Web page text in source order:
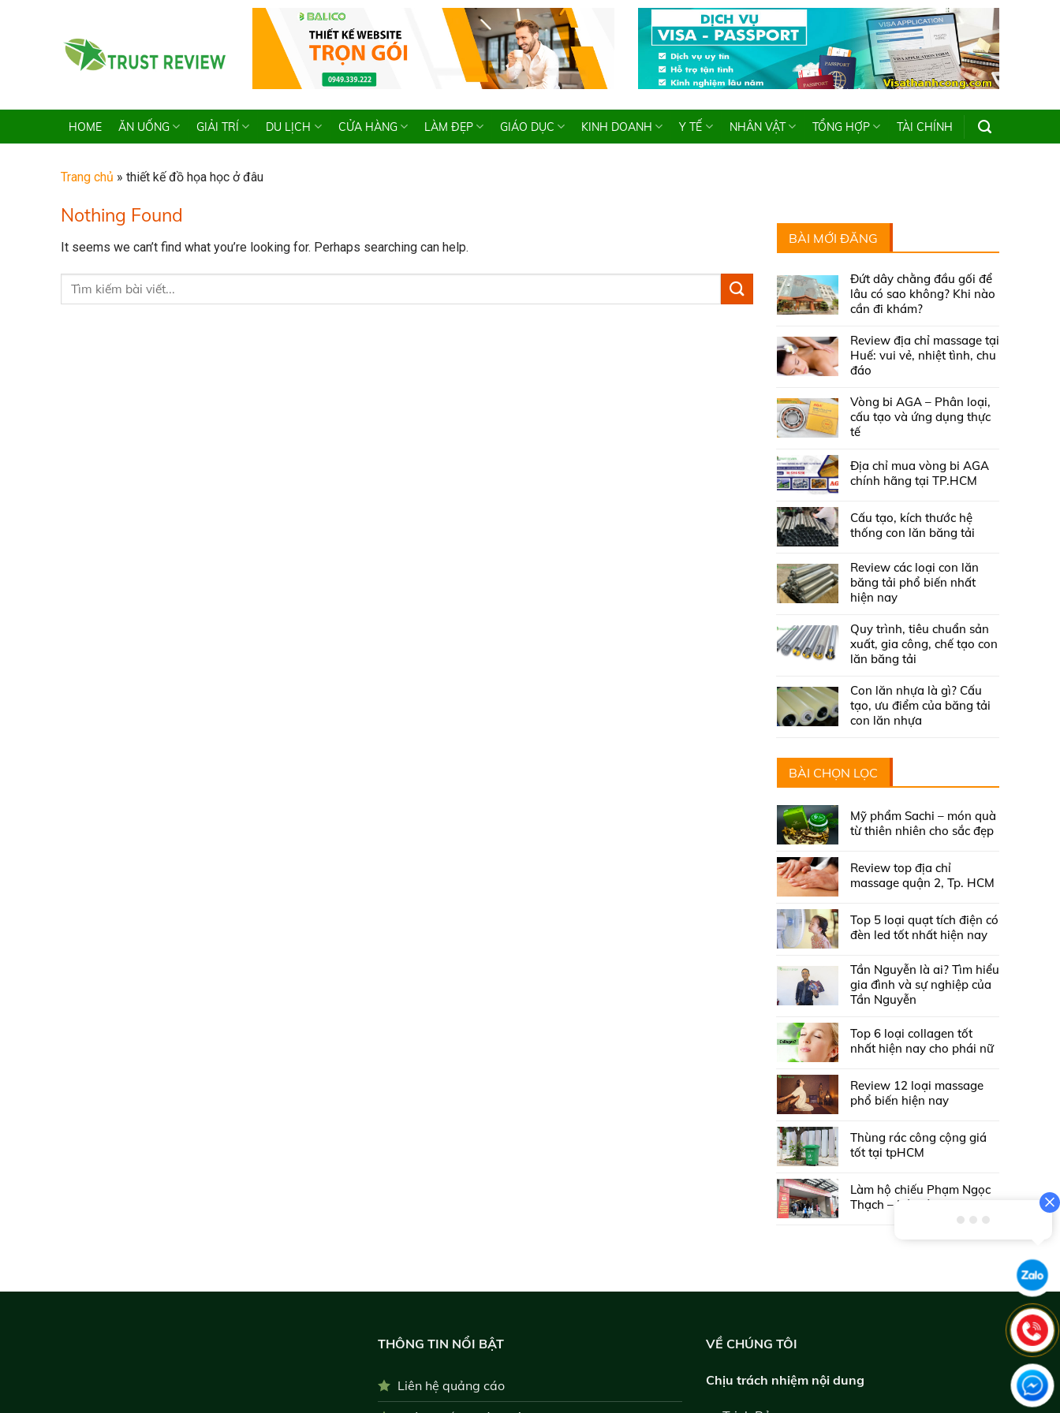
HOME ĂN UỐNG GIẢI TRÍ DU LỊCH CỬA HÀNG LÀM ĐẸP GIÁO DỤC KINH DOANH Y TẾ NHÂN VẬT TỔNG HỢP TÀI CHÍNH
Trang chủ » thiết kế đồ họa học ở đâu
Nothing Found
It seems we can’t find what you’re looking for. Perhaps searching can help.
BÀI MỚI ĐĂNG
Đứt dây chằng đầu gối để
lâu có sao không? Khi nào
cần đi khám?
Review địa chỉ massage tại
Huế: vui vẻ, nhiệt tình, chu
đáo
Vòng bi AGA – Phân loại,
cấu tạo và ứng dụng thực
tế
Địa chỉ mua vòng bi AGA
chính hãng tại TP.HCM
Cấu tạo, kích thước hệ
thống con lăn băng tải
Review các loại con lăn
băng tải phổ biến nhất
hiện nay
Quy trình, tiêu chuẩn sản
xuất, gia công, chế tạo con
lăn băng tải
Con lăn nhựa là gì? Cấu
tạo, ưu điểm của băng tải
con lăn nhựa
BÀI CHỌN LỌC
Mỹ phẩm Sachi – món quà
từ thiên nhiên cho sắc đẹp
Review top địa chỉ
massage quận 2, Tp. HCM
Top 5 loại quạt tích điện có
đèn led tốt nhất hiện nay
Tần Nguyễn là ai? Tìm hiểu
gia đình và sự nghiệp của
Tần Nguyễn
Top 6 loại collagen tốt
nhất hiện nay cho phái nữ
Review 12 loại massage
phổ biến hiện nay
Thùng rác công cộng giá
tốt tại tpHCM
Làm hộ chiếu Phạm Ngọc
Thạch – Hà Nội
THÔNG TIN NỔI BẬT
Liên hệ quảng cáo
VỀ CHÚNG TÔI
Chịu trách nhiệm nội dung